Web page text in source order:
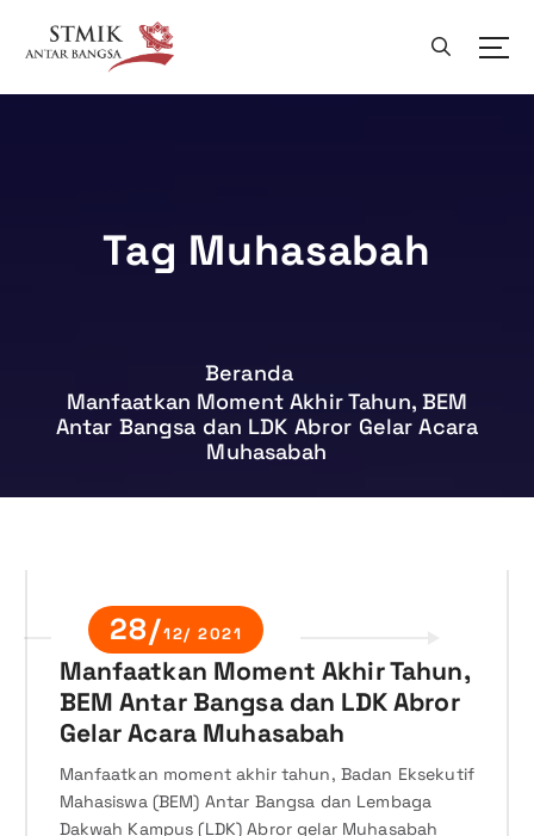
a
Tag Muhasabah
Beranda
Manfaatkan Moment Akhir Tahun, BEM
Antar Bangsa dan LDK Abror Gelar Acara
Muhasabah
28/12/ 2021
Manfaatkan Moment Akhir Tahun,
BEM Antar Bangsa dan LDK Abror
Gelar Acara Muhasabah
Manfaatkan moment akhir tahun, Badan Eksekutif
Mahasiswa (BEM) Antar Bangsa dan Lembaga
Dakwah Kampus (LDK) Abror gelar Muhasabah